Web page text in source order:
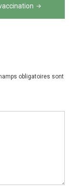
vaccination
obligatoires sont